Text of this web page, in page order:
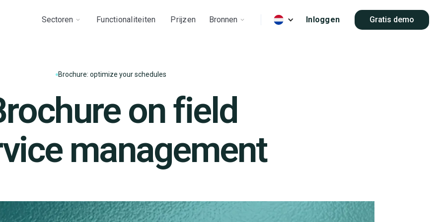
Sectoren Functionaliteiten Prijzen Bronnen Inloggen Gratis demo
Brochure: optimize your schedules
on field
management